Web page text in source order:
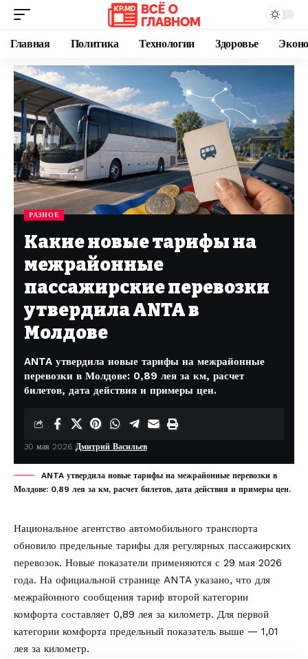
Главная Политика Технологии Здоровье
РАЗНОЕ
Какие новые тарифы на
межрайонные
пассажирские перевозки
утвердила ANTA в
Молдове
ANTA утвердила новые тарифы на межрайонные
перевозки в Молдове: 0,89 лея за км, расчет
билетов, дата действия и примеры цен.
30 мая 2026 Дмитрий Васильев
ANTA утвердила новые тарифы на межрайонные перевозки в
Молдове: 0,89 лея за км, расчет билетов, дата действия и примеры цен.
Национальное агентство автомобильного транспорта
обновило предельные тарифы для регулярных пассажирских
перевозок. Новые показатели применяются с 29 мая 2026
года. На официальной странице ANTA указано, что для
межрайонного сообщения тариф второй категории
комфорта составляет 0,89 лея за километр. Для первой
категории комфорта предельный показатель выше — 1,01
лея за километр.